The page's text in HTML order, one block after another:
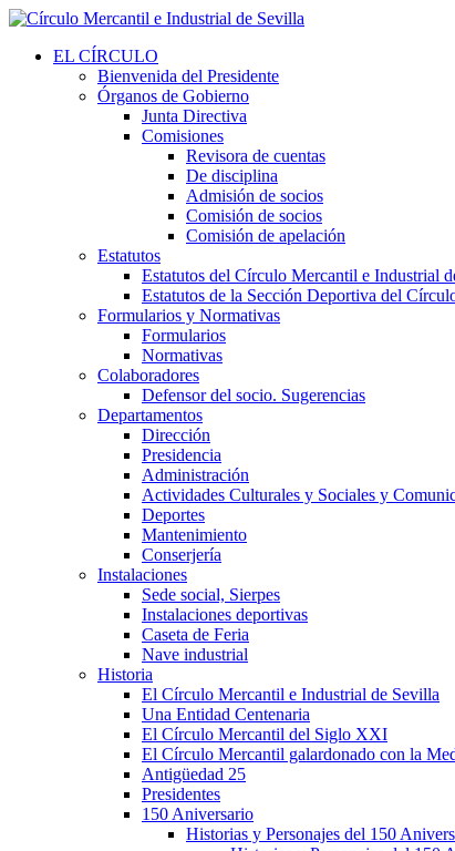
EL CÍRCULO
Bienvenida del Presidente
Órganos de Gobierno
Junta Directiva
Comisiones
Revisora de cuentas
De disciplina
Admisión de socios
Comisión de socios
Comisión de apelación
Estatutos
Estatutos del Círculo Mercantil e Industrial
Estatutos de la Sección Deportiva del
Formularios y Normativas
Formularios
Normativas
Colaboradores
Defensor del socio. Sugerencias
Departamentos
Dirección
Presidencia
Administración
Actividades Culturales y Sociales y
Deportes
Mantenimiento
Conserjería
Instalaciones
Sede social, Sierpes
Instalaciones deportivas
Caseta de Feria
Nave industrial
Historia
El Círculo Mercantil e Industrial de Sevilla
Una Entidad Centenaria
El Círculo Mercantil del Siglo XXI
El Círculo Mercantil galardonado con la
Antigüedad 25
Presidentes
150 Aniversario
Historias y Personajes del 150